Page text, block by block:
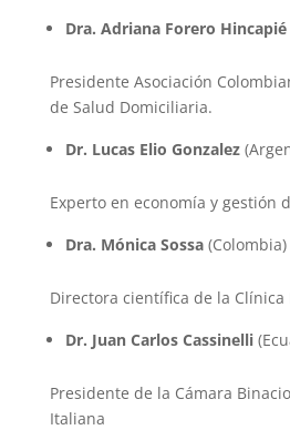
Dra. Adriana Forero Hincapié
Presidente Asociación
de Salud Domiciliaria.
Dr. Lucas Elio Gonzalez
Experto en economía y gestión
Dra. Mónica Sossa(Colombia)
Directora científica de la Clínica
Dr. Juan Carlos Cassinelli
Presidente de la Cámara
Italiana